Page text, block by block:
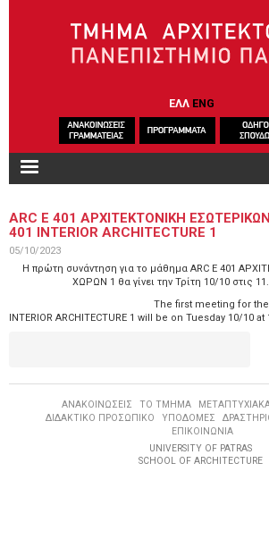
ΕΛΛ ENG
ARC E 401 ΑΡΧΙΤΕΚΤΟΝΙΚΗ
401 INTERIOR ARCHITECTURE 1
05/10/2023
Η πρώτη συνάντηση για το μάθημα ARC E 401
ΧΩΡΩΝ 1 θα γίνει την Τρίτη 10/10 στις
The first meeting for the course
INTERIOR ARCHITECTURE 1 will be on Tuesday 10/10
ΑΝΑΚΟΙΝΩΣΕΙΣ ΤΟ ΤΜΗΜΑ
ΔΙΔΑΚΤΙΚΟ ΠΡΟΣΩΠΙΚΟ
ΥΠΟΔΟΜΕΣ
ΕΠΙΚΟΙΝΩΝΙΑ
UNIVERSITY OF PATRAS
SCHOOL OF ARCHITECTURE